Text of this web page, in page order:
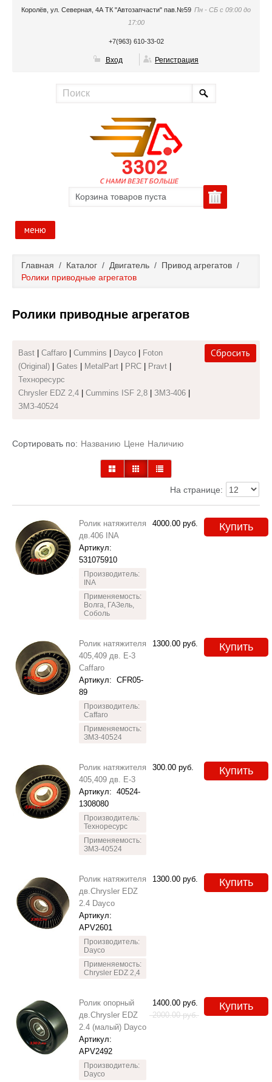
Королёв, ул. Северная, 4А ТК "Автозапчасти" пав.№59 Пн - СБ с 09:00 до
17:00
+7(963) 610-33-02
Вход Регистрация
Корзина товаров пуста
меню
Каталог
Полезные статьи
Покупка и оплата
Контакты
Главная / Каталог / Двигатель / Привод агрегатов /
Ролики приводные агрегатов
Ролики приводные агрегатов
Bast Caffaro Cummins Dayco
Foton
(Original)
Gates MetalPart PRC Pravt
Техноресурс
Chrysler EDZ 2,4
Cummins ISF 2,8 ЗМЗ-406
ЗМЗ-40524
Сбросить
Сортировать по: Названию Цене Наличию
На странице:
Ролик натяжителя
дв.406 INA
Артикул:
531075910
Производитель:
INA
Применяемость:
Волга, ГАЗель,
Соболь
4000.00 руб. Купить
Ролик натяжителя
405,409 дв. Е-3
Caffaro
Артикул: CFR05-
89
Производитель:
Caffaro
Применяемость:
ЗМЗ-40524
1300.00 руб. Купить
Ролик натяжителя
405,409 дв. Е-3
Артикул: 40524-
1308080
Производитель:
Техноресурс
Применяемость:
ЗМЗ-40524
300.00 руб. Купить
Ролик натяжителя
дв.Chrysler EDZ
2.4 Dayco
Артикул:
APV2601
Производитель:
Dayco
Применяемость:
Chrysler EDZ 2,4
1300.00 руб. Купить
Ролик опорный
дв.Chrysler EDZ
2.4 (малый) Dayco
Артикул:
APV2492
Производитель:
Dayco
1400.00 руб.
2000.00 руб.
Купить